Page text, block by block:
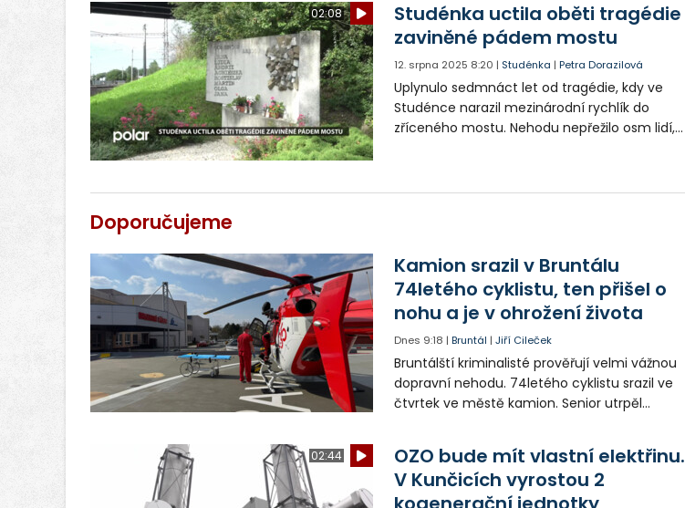
02:08
Studénka uctila oběti tragédie
zaviněné pádem mostu
12. srpna 2025 8:20 | Studénka |Petra Dorazilová
Uplynulo sedmnáct let od tragédie, kdy ve
Studénce narazil mezinárodní rychlík do
zříceného mostu. Nehodu nepřežilo osm lidí,
Doporučujeme
Kamion srazil v Bruntálu
74letého cyklistu, ten přišel o
nohu a je v ohrožení života
Dnes 9:18 |Bruntál |Jiří Cileček
Bruntálští kriminalisté prověřují velmi vážnou
dopravní nehodu. 74letého cyklistu srazil ve
čtvrtek ve městě kamion. Senior utrpěl
hledá případné svědky.
02:44
OZO bude mít vlastní elektřinu.
V Kunčicích vyrostou 2